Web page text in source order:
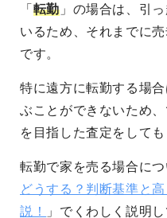
「 転勤」の場合は、引
いるため、それまでに
です。
特に遠方に転勤する場
ぶことができないため
を目指した査定をして
転勤で家を売る場合に
どうする？判断基準と
説！
」でくわしく説明